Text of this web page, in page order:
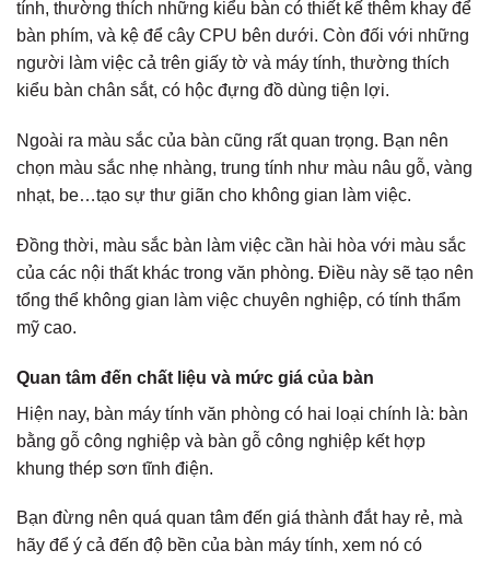
tính, thường thích những kiểu bàn có thiết kế thêm khay để
bàn phím, và kệ để cây CPU bên dưới. Còn đối với những
người làm việc cả trên giấy tờ và máy tính, thường thích
kiểu bàn chân sắt, có hộc đựng đồ dùng tiện lợi.
Ngoài ra màu sắc của bàn cũng rất quan trọng. Bạn nên
chọn màu sắc nhẹ nhàng, trung tính như màu nâu gỗ, vàng
nhạt, be…tạo sự thư giãn cho không gian làm việc.
Đồng thời, màu sắc bàn làm việc cần hài hòa với màu sắc
của các nội thất khác trong văn phòng. Điều này sẽ tạo nên
tổng thể không gian làm việc chuyên nghiệp, có tính thẩm
mỹ cao.
Quan tâm đến chất liệu và mức giá của bàn
Hiện nay, bàn máy tính văn phòng có hai loại chính là: bàn
bằng gỗ công nghiệp và bàn gỗ công nghiệp kết hợp
khung thép sơn tĩnh điện.
Bạn đừng nên quá quan tâm đến giá thành đắt hay rẻ, mà
hãy để ý cả đến độ bền của bàn máy tính, xem nó có